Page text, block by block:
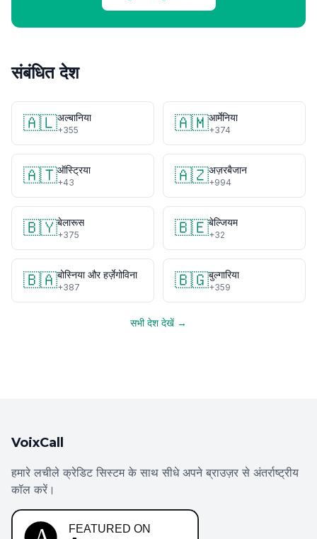
संबंधित देश
🇦🇱अल्बानिया
+355 🇦🇲आर्मेनिया
+374
🇦🇹ऑस्ट्रिया
+43 🇦🇿अज़रबैजान
+994
🇧🇾बेलारूस
+375 🇧🇪बेल्जियम
+32
🇧🇦बोस्निया और हर्ज़ेगोविना
+387 🇧🇬बुल्गारिया
+359
सभी देश देखें →
VoixCall
हमारे लचीले क्रेडिट सिस्टम के साथ सीधे अपने ब्राउज़र से अंतर्राष्ट्रीय
कॉल करें।